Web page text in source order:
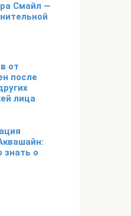
Смайл —
от
после
лица
знать о